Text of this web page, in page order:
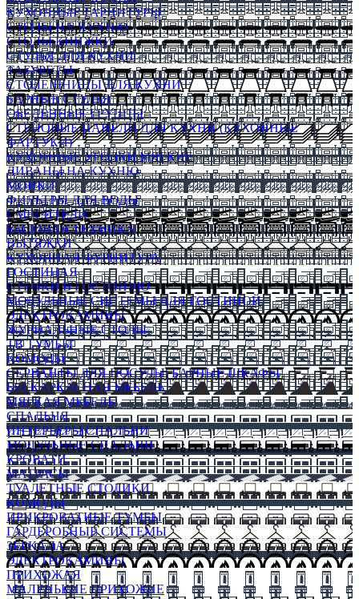
КУХОННЫЕ ГАРНИТУРЫ
СТОЛЫ НА КУХНЮ
СТОЛЫ КНИЖКИ
СТУЛЬЯ ДЛЯ КУХНИ
ТАБУРЕТЫ
СТОЛЕШНИЦЫ ДЛЯ КУХНИ
БАРНЫЕ СТУЛЬЯ
ОБЕДЕННЫЕ ГРУППЫ
СТЕНОВЫЕ ПАНЕЛИ ДЛЯ КУХНИ (КУХОННЫЕ
ФАРТУКИ)
КУХОННЫЕ УГОЛКИ МЯГКИЕ
ДИВАНЫ НА КУХНЮ
МОЙКИ
ФИЛЬТРЫ ДЛЯ ВОДЫ
СМЕСИТЕЛИ
БЫТОВАЯ ТЕХНИКА
ВЫТЯЖКИ
КУХОННАЯ ФУРНИТУРА
ГОСТИНАЯ
СТЕНКИ В ГОСТИНУЮ
МОДУЛЬНЫЕ СИСТЕМЫ ДЛЯ ГОСТИНОЙ
ЭЛЕКТРОКАМИНЫ
ЖУРНАЛЬНЫЕ СТОЛЫ
ТВ ТУМБЫ
КОМОДЫ
СЕРВАНТЫ ДЛЯ ПОСУДЫ, БАРНЫЕ ШКАФЫ
БЕСКАРКАСНАЯ МЕБЕЛЬ
МЯГКАЯ МЕБЕЛЬ
СПАЛЬНЯ
ИНТЕРЬЕРЫ СПАЛЬНИ
МОДУЛЬНЫЕ СПАЛЬНИ
КРОВАТИ
МАТРАСЫ
ТУАЛЕТНЫЕ СТОЛИКИ
КОМОДЫ
ПРИКРОВАТНЫЕ ТУМБЫ
ГАРДЕРОБНЫЕ СИСТЕМЫ
ЗЕРКАЛА
ЭЛЕКТРОКАМИНЫ
ПРИХОЖАЯ
МАЛЕНЬКИЕ ПРИХОЖИЕ